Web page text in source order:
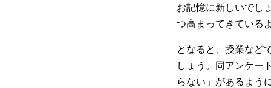
お記憶に新しいでし
つ高まってきている
となると、授業など
しょう。同アンケー
らない」があるよう